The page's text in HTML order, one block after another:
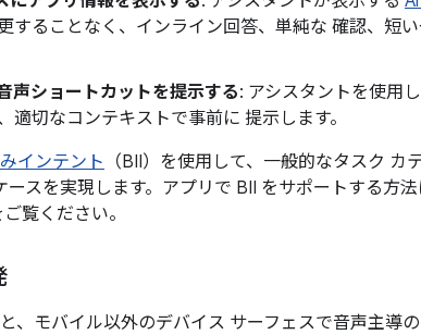
することなく、インライン回答、単純な 確認、短
声ショートカットを提示する: アシスタントを使用
適切なコンテキストで事前に 提示します。
インテント （BII）を使用して、一般的なタスク カ
ースを実現します。アプリで BII をサポートする方
覧ください。
、モバイル以外のデバイス サーフェスで音声主導